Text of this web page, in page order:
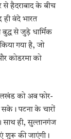
हैदराबाद के बीच
ही वंदे भारत
से जुड़े धार्मिक
गया है, जो
कोडरमा को
को अब फोर-
सके। पटना के चारों
साथ ही, सुल्तानगंज
शुरू की जाएंगी।